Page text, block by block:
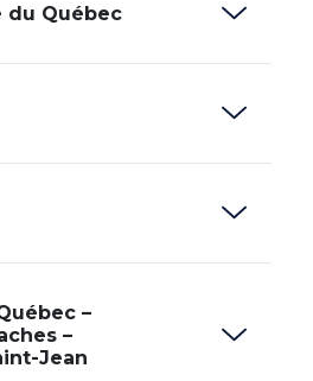
du Québec
–
–
Jean